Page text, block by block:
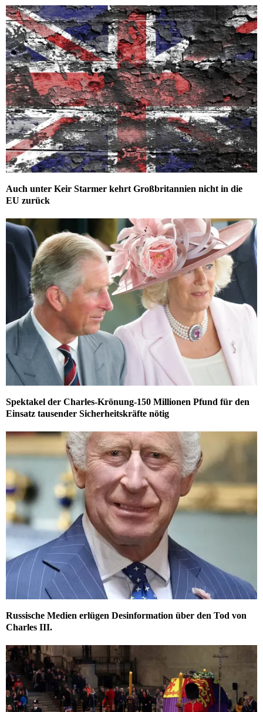
Auch unter Keir Starmer kehrt Großbritannien nicht in die
EU zurück
Spektakel der Charles-Krönung-150 Millionen Pfund für den
Einsatz tausender Sicherheitskräfte nötig
Russische Medien erlügen Desinformation über den Tod von
Charles III.